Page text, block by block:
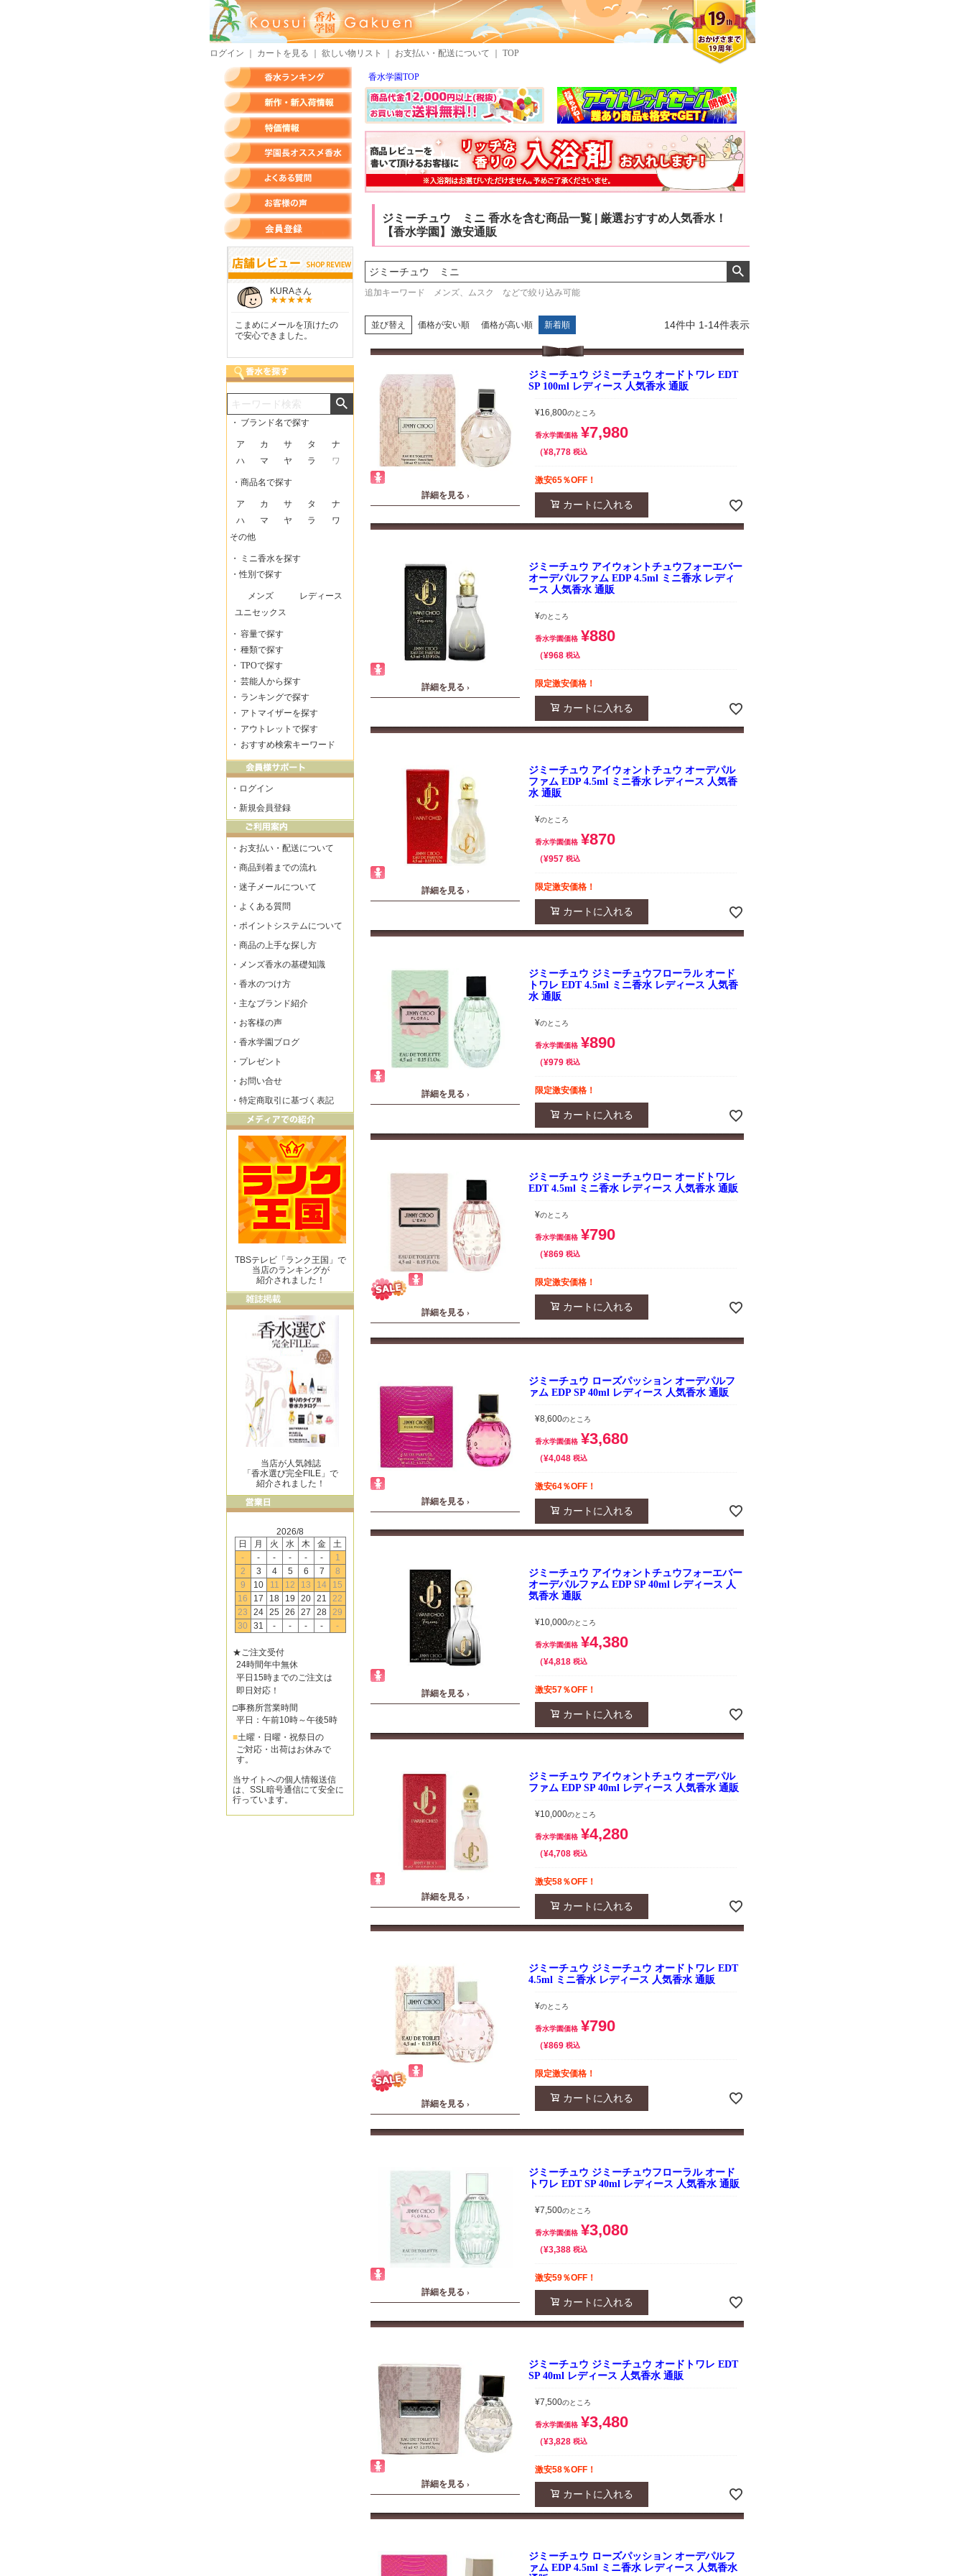
ログイン カートを見る 欲しい物リスト お支払い・配送について TOP
香水学園TOP
ジミーチュウ ミニ 香水を含む商品一覧 | 厳選おすすめ人気香水！
【香水学園】激安通販
検索
追加キーワード メンズ、ムスク などで絞り込み可能
並び替え 価格が安い順 価格が高い順 新着順 14件中 1-14件表示
詳細を見る ›
ジミーチュウ ジミーチュウ オードトワレ EDT
SP 100ml レディース 人気香水 通販
¥16,800のところ
香水学園価格 ¥7,980
¥8,778 税込
激安65％OFF！
カートに入れる
詳細を見る ›
ジミーチュウ アイウォントチュウフォーエバー
オーデパルファム EDP 4.5ml ミニ香水 レディ
ース 人気香水 通販
¥のところ
香水学園価格 ¥880
¥968 税込
限定激安価格！
カートに入れる
詳細を見る ›
ジミーチュウ アイウォントチュウ オーデパル
ファム EDP 4.5ml ミニ香水 レディース 人気香
水 通販
¥のところ
香水学園価格 ¥870
¥957 税込
限定激安価格！
カートに入れる
詳細を見る ›
ジミーチュウ ジミーチュウフローラル オード
トワレ EDT 4.5ml ミニ香水 レディース 人気香
水 通販
¥のところ
香水学園価格 ¥890
¥979 税込
限定激安価格！
カートに入れる
詳細を見る ›
ジミーチュウ ジミーチュウロー オードトワレ
EDT 4.5ml ミニ香水 レディース 人気香水 通販
¥のところ
香水学園価格 ¥790
¥869 税込
限定激安価格！
カートに入れる
詳細を見る ›
ジミーチュウ ローズパッション オーデパルフ
ァム EDP SP 40ml レディース 人気香水 通販
¥8,600のところ
香水学園価格 ¥3,680
¥4,048 税込
激安64％OFF！
カートに入れる
詳細を見る ›
ジミーチュウ アイウォントチュウフォーエバー
オーデパルファム EDP SP 40ml レディース 人
気香水 通販
¥10,000のところ
香水学園価格 ¥4,380
¥4,818 税込
激安57％OFF！
カートに入れる
詳細を見る ›
ジミーチュウ アイウォントチュウ オーデパル
ファム EDP SP 40ml レディース 人気香水 通販
¥10,000のところ
香水学園価格 ¥4,280
¥4,708 税込
激安58％OFF！
カートに入れる
詳細を見る ›
ジミーチュウ ジミーチュウ オードトワレ EDT
4.5ml ミニ香水 レディース 人気香水 通販
¥のところ
香水学園価格 ¥790
¥869 税込
限定激安価格！
カートに入れる
詳細を見る ›
ジミーチュウ ジミーチュウフローラル オード
トワレ EDT SP 40ml レディース 人気香水 通販
¥7,500のところ
香水学園価格 ¥3,080
¥3,388 税込
激安59％OFF！
カートに入れる
詳細を見る ›
ジミーチュウ ジミーチュウ オードトワレ EDT
SP 40ml レディース 人気香水 通販
¥7,500のところ
香水学園価格 ¥3,480
¥3,828 税込
激安58％OFF！
カートに入れる
ジミーチュウ ローズパッション オーデパルフ
ァム EDP 4.5ml ミニ香水 レディース 人気香水
KURAさん
こまめにメールを頂けたの
で安心できました。
しらすさん
商品が早く届いたのでよか
ったです。また利用させて
もらいます！
MMさん
好きな香水を、いろいろ少
量試せるところが魅力でし
た。
気持ちよくお取引が出来ま
いたします。
おまけありがとうございま
ました！
・ ブランド名で探す
ア カ サ タ
ナ
ハ
マ ヤ ラ ワ
・商品名で探す
ア カ サ タ
ナ
ハ
マ ヤ ラ
ワ
その他
・
ミニ香水を探す
・性別で探す
メンズ
レディース
ユニセックス
・ 容量で探す
・ 種類で探す
・ TPOで探す
・ 芸能人から探す
・ ランキングで探す
・ アトマイザーを探す
・ アウトレットで探す
・ おすすめ検索キーワード
・ ログイン
・ 新規会員登録
・ お支払い・配送について
・ 商品到着までの流れ
・ 迷子メールについて
・ よくある質問
・ ポイントシステムについて
・ 商品の上手な探し方
・ メンズ香水の基礎知識
・ 香水のつけ方
・ 主なブランド紹介
・ お客様の声
・ 香水学園ブログ
・ プレゼント
・ お問い合せ
・ 特定商取引に基づく表記
TBSテレビ「ランク王国」で
当店のランキングが
紹介されました！
当店が人気雑誌
「香水選び完全FILE」で
紹介されました！
2026/8
日
月 火 水 木 金
土
-
- - - - -
1
2
3 4 5 6 7
8
9
10 11 12 13 14
15
16
17 18 19 20 21
22
23
24 25 26 27 28 29
30
31 - - - - -
★ご注文受付
24時間年中無休
平日15時までのご注文は
即日対応！
□事務所営業時間
平日：午前10時～午後5時
■土曜・日曜・祝祭日の
ご対応・出荷はお休みで
す。
当サイトへの個人情報送信
は、SSL暗号通信にて安全に
行っています。